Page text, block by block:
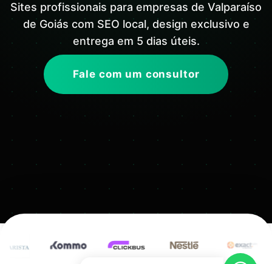
Sites profissionais para empresas de Valparaíso
de Goiás com SEO local, design exclusivo e
entrega em 5 dias úteis.
Fale com um consultor